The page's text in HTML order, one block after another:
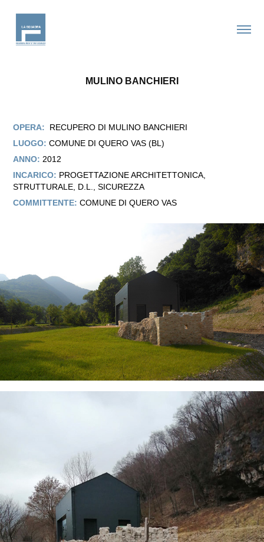
MULINO BANCHIERI
OPERA: RECUPERO DI MULINO BANCHIERI
LUOGO: COMUNE DI QUERO VAS (BL)
ANNO: 2012
INCARICO: PROGETTAZIONE ARCHITETTONICA,
STRUTTURALE, D.L., SICUREZZA
COMMITTENTE: COMUNE DI QUERO VAS